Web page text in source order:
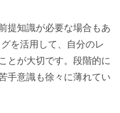
提知識が必要な場合もあ
を活用して、自分のレ
とが大切です。段階的に
手意識も徐々に薄れてい